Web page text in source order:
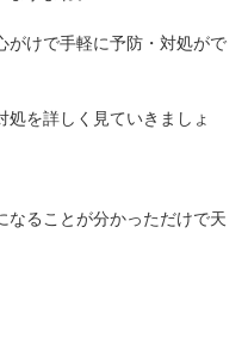
がけで手軽に予防・対処がで
を詳しく見ていきましょ
なることが分かっただけで天